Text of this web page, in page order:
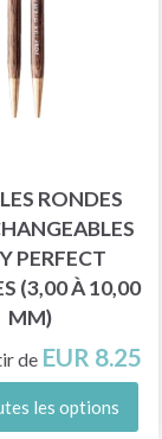
RONDES
PERFECT
(3,00 À 10,00
MM)
de EUR 8.25
les options